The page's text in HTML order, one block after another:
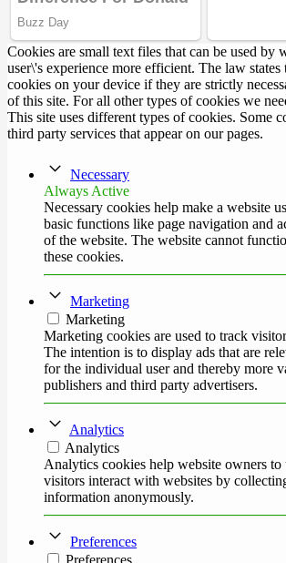
Cookies are small text files that can be used by
user\'s experience more efficient. The law states
cookies on your device if they are strictly
of this site. For all other types of cookies we
This site uses different types of cookies. Some
third party services that appear on our pages.
Necessary
Always Active
Necessary cookies help make a website
basic functions like page navigation and
of the website. The website cannot
these cookies.
Marketing
Marketing
Marketing cookies are used to track
The intention is to display ads that are
for the individual user and thereby more
publishers and third party advertisers.
Analytics
Analytics
Analytics cookies help website owners to
visitors interact with websites by
information anonymously.
Preferences
Preferences